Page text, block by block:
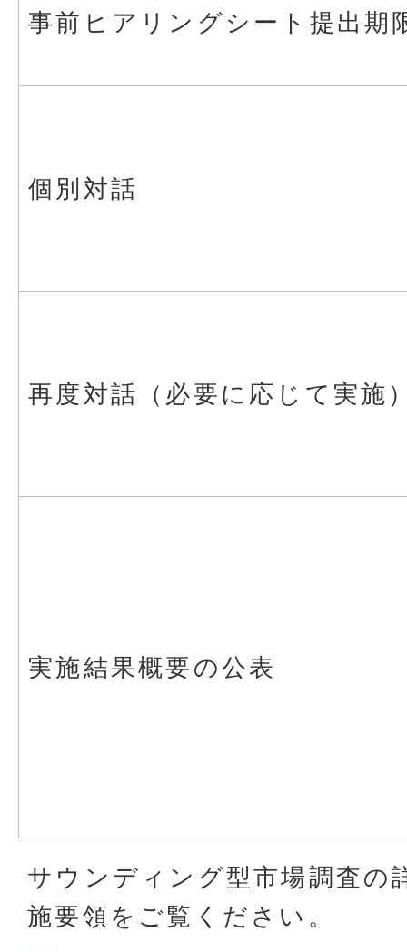
事前ヒアリングシート提出期
個別対話
再度対話（必要に応じて実施
実施結果概要の公表
サウンディング型市場調査の
施要領をご覧ください。